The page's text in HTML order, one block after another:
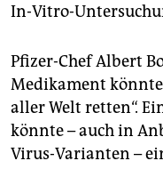
In-Vitro-
Pfizer-Chef Albert
Medikament könnte
aller Welt retten“.
könnte – auch in
Virus-Varianten –